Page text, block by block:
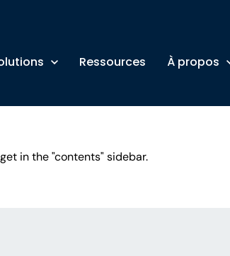
Ressources À propos
in the "contents" sidebar.